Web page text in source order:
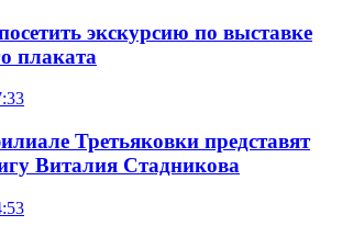
экскурсию по выставке
плаката
Третьяковки представят
Виталия Стадникова